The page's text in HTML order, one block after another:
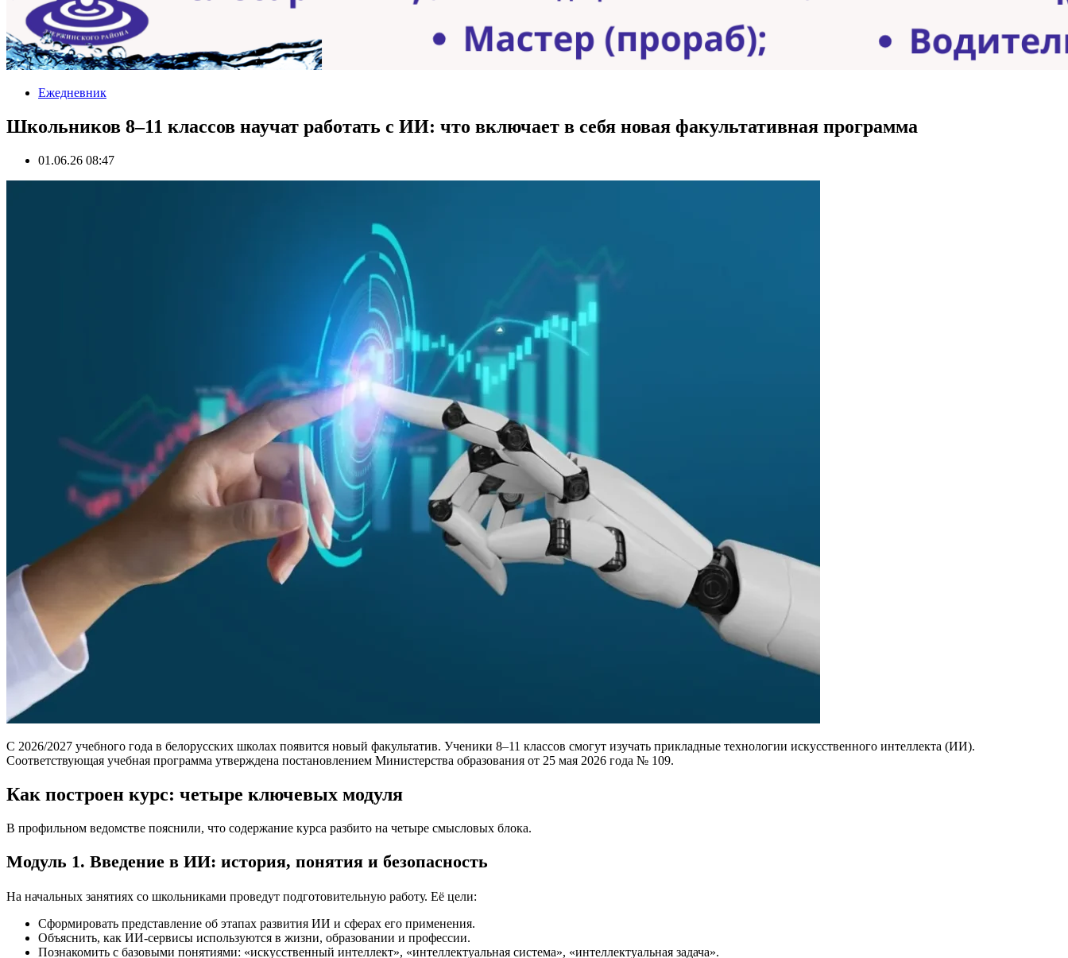
Ежедневник
Школьников 8–11 классов научат работать с ИИ: что включает в себя новая факультативная программа
01.06.26 08:47
С 2026/2027 учебного года в белорусских школах появится новый факультатив. Ученики 8–11 классов смогут изучать прикладные технологии искусственного интеллекта (ИИ).
Соответствующая учебная программа утверждена постановлением Министерства образования от 25 мая 2026 года № 109.
Как построен курс: четыре ключевых модуля
В профильном ведомстве пояснили, что содержание курса разбито на четыре смысловых блока.
Модуль 1. Введение в ИИ: история, понятия и безопасность
На начальных занятиях со школьниками проведут подготовительную работу. Её цели:
Сформировать представление об этапах развития ИИ и сферах его применения.
Объяснить, как ИИ-сервисы используются в жизни, образовании и профессии.
Познакомить с базовыми понятиями: «искусственный интеллект», «интеллектуальная система», «интеллектуальная задача».